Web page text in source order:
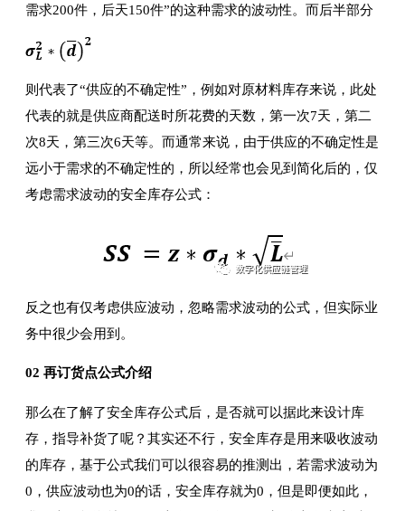
需求200件，后天150件”的这种需求的波动性。而后半部分
则代表了“供应的不确定性”，例如对原材料库存来说，此处
代表的就是供应商配送时所花费的天数，第一次7天，第二
次8天，第三次6天等。而通常来说，由于供应的不确定性是
远小于需求的不确定性的，所以经常也会见到简化后的，仅
考虑需求波动的安全库存公式：
反之也有仅考虑供应波动，忽略需求波动的公式，但实际业
务中很少会用到。
02 再订货点公式介绍
那么在了解了安全库存公式后，是否就可以据此来设计库
存，指导补货了呢？其实还不行，安全库存是用来吸收波动
的库存，基于公式我们可以很容易的推测出，若需求波动为
0，供应波动也为0的话，安全库存就为0，但是即便如此，